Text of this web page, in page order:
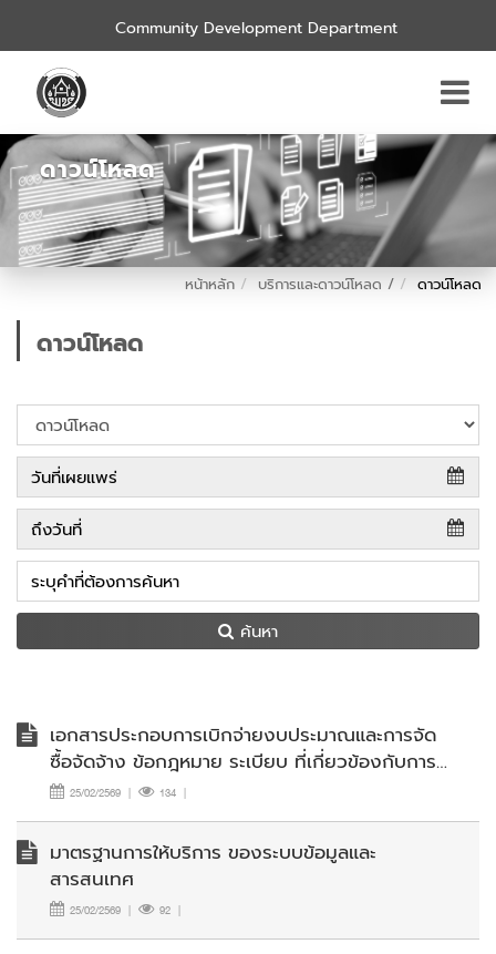
Community Development Department
ดาวน์โหลด
หน้าหลัก บริการและดาวน์โหลด / ดาวน์โหลด
ดาวน์โหลด
ค้นหา
เอกสารประกอบการเบิกจ่ายงบประมาณและการจัด
ซื้อจัดจ้าง ข้อกฎหมาย ระเบียบ ที่เกี่ยวข้องกับการ
ปฏิบัติงานด้านการเงินและพัสดุ สำนักงานพัฒนา
ชุมชนจังหวัดเชียงราย
25/02/2569 | 134 |
มาตรฐานการให้บริการ ของระบบข้อมูลและ
สารสนเทศ
25/02/2569 | 92 |